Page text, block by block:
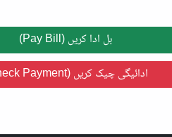
بل ادا کریں (Pay Bill)
ادائیگی چیک کریں (Check Payment)